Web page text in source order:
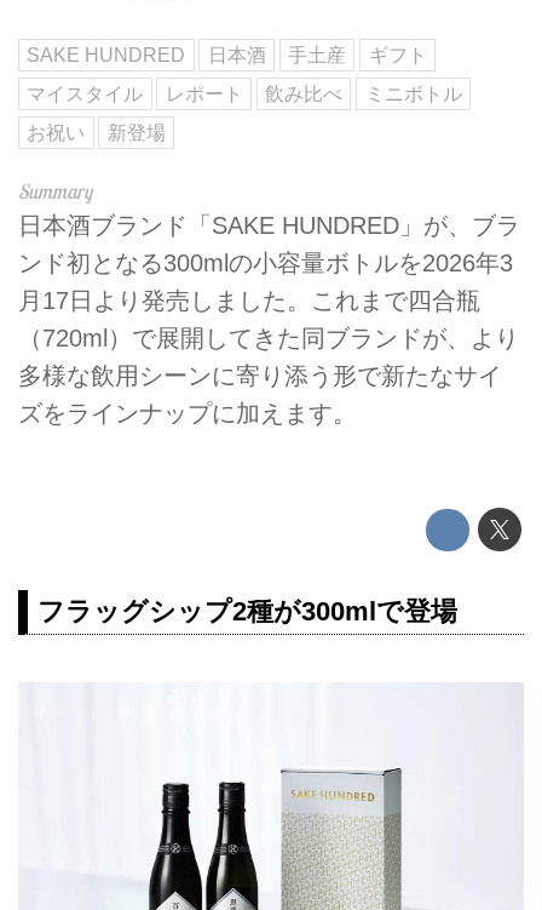
SAKE HUNDRED 日本酒 手土産
ギフト
マイスタイル
レポート 飲み比べ
ミニボトル
お祝い
新登場
日本酒ブランド「SAKE HUNDRED」が、ブラ
ンド初となる300mlの小容量ボトルを2026年3
月17日より発売しました。これまで四合瓶
（720ml）で展開してきた同ブランドが、より
多様な飲用シーンに寄り添う形で新たなサイ
ズをラインナップに加えます。
フラッグシップ2種が300mlで登場